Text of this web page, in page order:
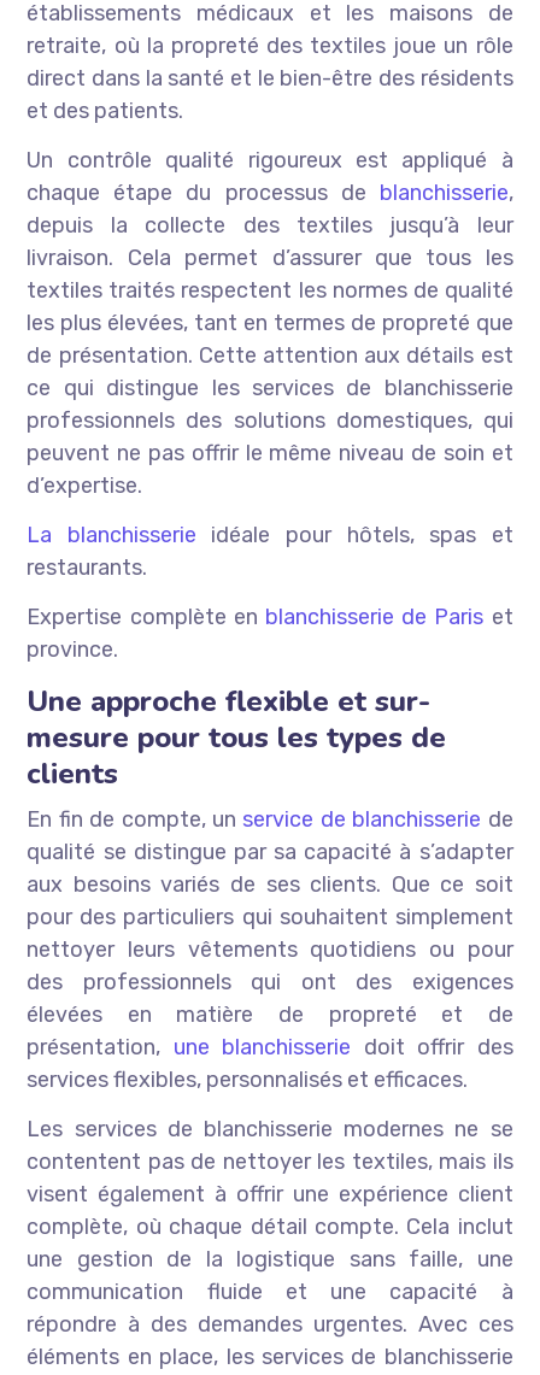
établissements médicaux et les maisons de
retraite, où la propreté des textiles joue un rôle
direct dans la santé et le bien-être des résidents
et des patients.
Un contrôle qualité rigoureux est appliqué à
chaque étape du processus de blanchisserie,
depuis la collecte des textiles jusqu’à leur
livraison. Cela permet d’assurer que tous les
textiles traités respectent les normes de qualité
les plus élevées, tant en termes de propreté que
de présentation. Cette attention aux détails est
ce qui distingue les services de blanchisserie
professionnels des solutions domestiques, qui
peuvent ne pas offrir le même niveau de soin et
d’expertise.
La blanchisserie idéale pour hôtels, spas et
restaurants.
Expertise complète en blanchisserie de Paris et
province.
Une approche flexible et sur-
mesure pour tous les types de
clients
En fin de compte, un service de blanchisserie de
qualité se distingue par sa capacité à s’adapter
aux besoins variés de ses clients. Que ce soit
pour des particuliers qui souhaitent simplement
nettoyer leurs vêtements quotidiens ou pour
des professionnels qui ont des exigences
élevées en matière de propreté et de
présentation, une blanchisserie doit offrir des
services flexibles, personnalisés et efficaces.
Les services de blanchisserie modernes ne se
contentent pas de nettoyer les textiles, mais ils
visent également à offrir une expérience client
complète, où chaque détail compte. Cela inclut
une gestion de la logistique sans faille, une
communication fluide et une capacité à
répondre à des demandes urgentes. Avec ces
éléments en place, les services de blanchisserie